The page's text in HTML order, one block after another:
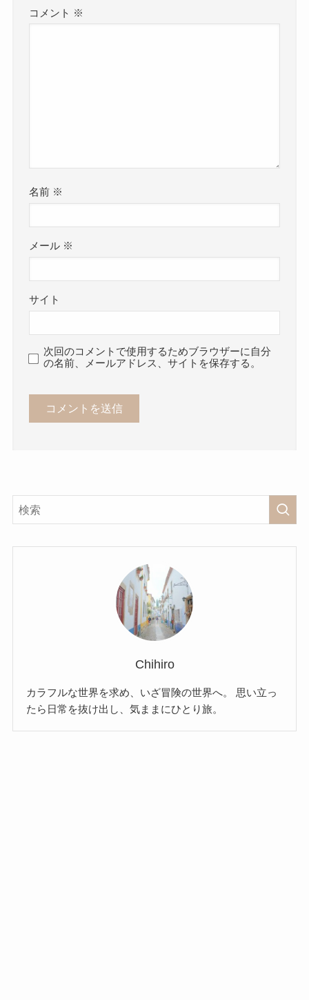
コメント ※
名前 ※
メール ※
サイト
次回のコメントで使用するためブラウザーに自分
の名前、メールアドレス、サイトを保存する。
Chihiro
カラフルな世界を求め、いざ冒険の世界へ。 思い立っ
たら日常を抜け出し、気ままにひとり旅。